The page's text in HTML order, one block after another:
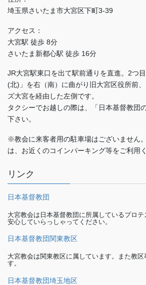
埼玉県さいたま市大宮区下町3-39
アクセス：
大宮駅 徒歩 8分
さいたま新都心駅 徒歩 16分
JR大宮駅東口を出て駅前通りを直進。2つ
(北)」を右（南）に曲がり旧大宮区役所前
ズ大宮を経由した左側です。
タクシーでお越しの際は、「日本基督教団
下さい。
※教会に来客者用の駐車場はございません
は、お近くのコインパーキング等をご利用
リンク
日本基督教団
大宮教会は日本基督教団に所属しているプロテ
安心していらっしゃってください。
日本基督教団関東教区
大宮教会は関東教区に属しています。また教区
す。
日本基督教団埼玉地区